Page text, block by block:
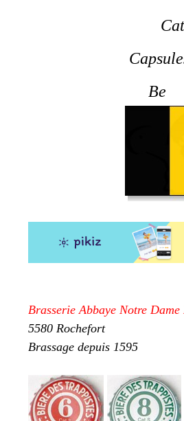
Be
Brasserie Abbaye Notre Dame
5580 Rochefort
Brassage depuis 1595